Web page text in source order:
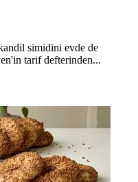
simidini evde de
tarif defterinden...